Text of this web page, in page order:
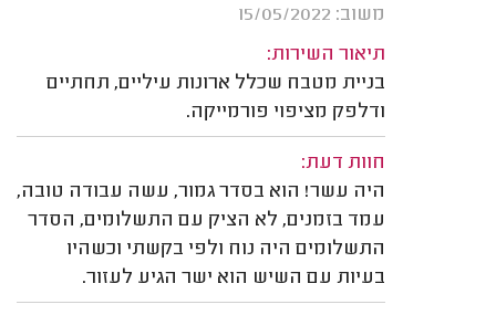
משוב: 15/05/2022
תיאור השירות:
בניית מטבח שכלל ארונות עיליים, תחתיים
ודלפק מציפוי פורמייקה.
חוות דעת:
היה עשר! הוא בסדר גמור, עשה עבודה טובה,
עמד בזמנים, לא הציק עם התשלומים, הסדר
התשלומים היה נוח ולפי בקשתי וכשהיו
בעיות עם השיש הוא ישר הגיע לעזור.